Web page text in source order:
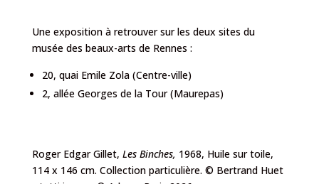
Une exposition à retrouver sur les deux sites du
musée des beaux-arts de Rennes :
20, quai Emile Zola (Centre-ville)
2, allée Georges de la Tour (Maurepas)
Roger Edgar Gillet, Les Binches, 1968, Huile sur toile,
114 x 146 cm. Collection particulière. © Bertrand Huet